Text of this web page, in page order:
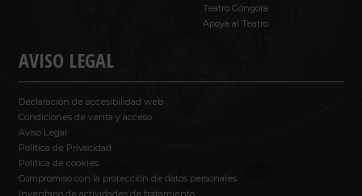
AVISO LEGAL
Declaración de accesibilidad web
Condiciones de venta y acceso
Aviso Legal
Política de Privacidad
Política de cookies
Compromiso con la protección de datos personales
Inventario de actividades de tratamiento
Teatro Góngora
Apoya al Teatro